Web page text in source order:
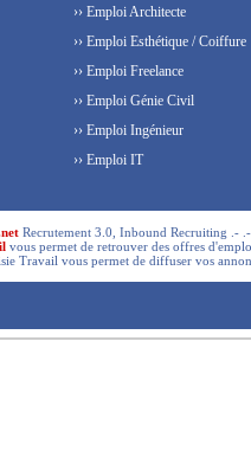
›› Emploi Architecte
›› Emploi Esthétique / Coiffure
›› Emploi Freelance
›› Emploi Génie Civil
›› Emploi Ingénieur
›› Emploi IT
Recrutement 3.0, Inbound Recruiting .-
vous permet de retrouver des offres
Travail vous permet de diffuser vos